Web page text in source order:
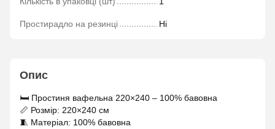
Простирадло на резинці Ні
Опис
🛏 Простиня вафельна 220×240 – 100% бавовна
📏 Розмір: 220×240 см
🧵 Матеріал: 100% бавовна